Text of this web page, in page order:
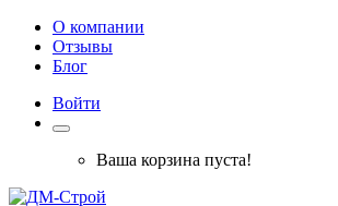
О компании
Отзывы
Блог
Войти
Ваша корзина пуста!